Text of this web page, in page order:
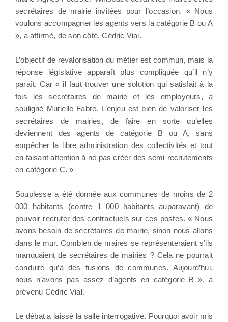
secrétaires de mairie invitées pour l’occasion. « Nous
voulons accompagner les agents vers la catégorie B ou A
», a affirmé, de son côté, Cédric Vial.
L’objectif de revalorisation du métier est commun, mais la
réponse législative apparaît plus compliquée qu’il n’y
paraît. Car « il faut trouver une solution qui satisfait à la
fois les secrétaires de mairie et les employeurs, a
souligné Murielle Fabre. L’enjeu est bien de valoriser les
secrétaires de mairies, de faire en sorte qu’elles
deviennent des agents de catégorie B ou A, sans
empêcher la libre administration des collectivités et tout
en faisant attention à ne pas créer des semi-recrutements
en catégorie C. »
Souplesse a été donnée aux communes de moins de 2
000 habitants (contre 1 000 habitants auparavant) de
pouvoir recruter des contractuels sur ces postes. « Nous
avons besoin de secrétaires de mairie, sinon nous allons
dans le mur. Combien de maires se représenteraient s’ils
manquaient de secrétaires de mairies ? Cela ne pourrait
conduire qu’à des fusions de communes. Aujourd’hui,
nous n’avons pas assez d’agents en catégorie B », a
prévenu Cédric Vial.
Le débat a laissé la salle interrogative. Pourquoi avoir mis